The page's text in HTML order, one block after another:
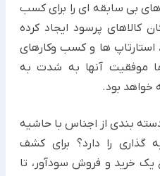
بی سابقه ای را برای کسب
کالاهای پرسود ایجاد کرده
ها و کسب وکارهای
موفقیت آنها به شدت به
بود.
دسته بندی از اجناس با حاشیه
گذاری را دارد؟ برای کشف
خرید و فروش سودآور، تا